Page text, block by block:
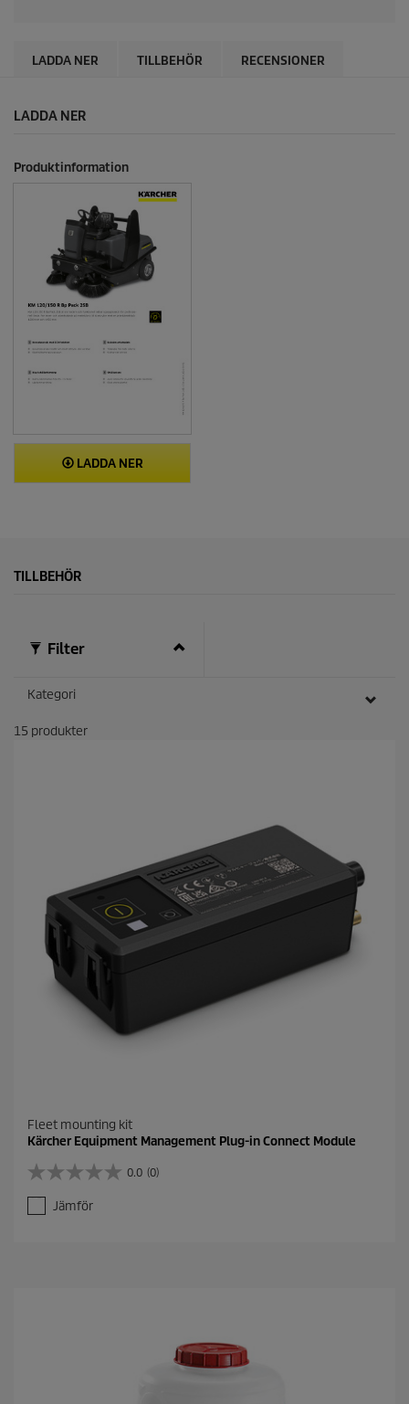
LADDA NER TILLBEHÖR RECENSIONER
LADDA NER
Produktinformation
LADDA NER
TILLBEHÖR
Filter
Kategori
15 produkter
Fleet mounting kit
Kärcher Equipment Management Plug-in Connect Module
0.0 (0)
0
.
0
Jämför